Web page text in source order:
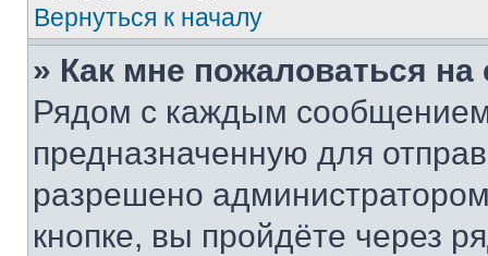
Вернуться к началу
» Как мне пожаловаться
Рядом с каждым сообщением
предназначенную для
разрешено
кнопке, вы пройдёте через